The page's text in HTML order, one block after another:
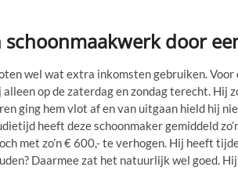
door
wel wat extra inkomsten gebruiken.
op de zaterdag en zondag terecht. Hij
ging hem vlot af en van uitgaan hield hij
heeft deze schoonmaker gemiddeld
met zo’n € 600,- te verhogen. Hij heeft
Daarmee zat het natuurlijk wel goed.